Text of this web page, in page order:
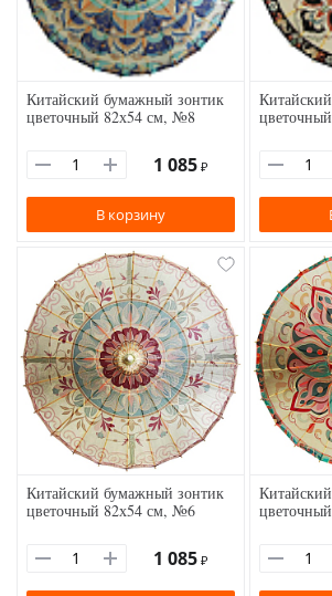
Китайский бумажный зонтик
цветочный 82х54 см, №8
1 085 ₽
В корзину
Китайский бумажный зонтик
цветочный 82х54 см, №6
1 085 ₽